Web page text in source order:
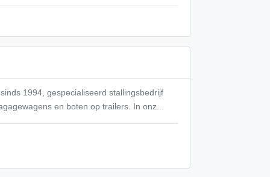
1994, gespecialiseerd stallingsbedrijf
en boten op trailers. In onz...